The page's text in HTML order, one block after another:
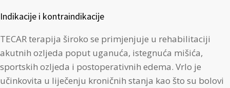
Indikacije i kontraindikacije
TECAR terapija široko se primjenjuje u rehabilitaciji
akutnih ozljeda poput uganuća, istegnuća mišića,
sportskih ozljeda i postoperativnih edema. Vrlo je
učinkovita u liječenju kroničnih stanja kao što su bolovi